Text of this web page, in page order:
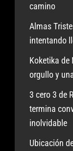
camino
Almas
intentando
Koketika de
orgullo y
3 cero 3 de
termina
inolvidable
Ubicación